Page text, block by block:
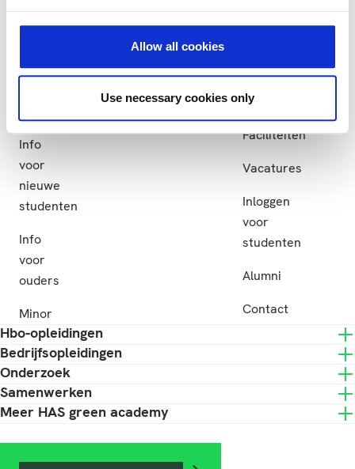
Allow all cookies
Use necessary cookies only
studiekeuze
aan
Info
voor
nieuwe
studenten
Info
voor
ouders
Minor
Microcredentials
Slim-
Subsidie
Nieuws
Evenementen
Faciliteiten
Vacatures
Inloggen
voor
studenten
Alumni
Contact
Hbo-opleidingen
Bedrijfsopleidingen
Onderzoek
Samenwerken
Meer HAS green academy